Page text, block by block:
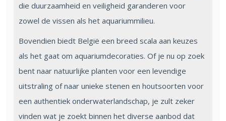
die duurzaamheid en veiligheid garanderen voor
zowel de vissen als het aquariummilieu.
Bovendien biedt België een breed scala aan keuzes
als het gaat om aquariumdecoraties. Of je nu op zoek
bent naar natuurlijke planten voor een levendige
uitstraling of naar unieke stenen en houtsoorten voor
een authentiek onderwaterlandschap, je zult zeker
vinden wat je zoekt binnen het diverse aanbod dat